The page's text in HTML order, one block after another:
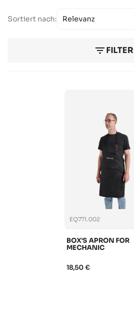
Sortiert nach: Relevanz
filter_listFILTER
EQ771.002
BOX'S APRON FOR
MECHANIC
18,50 €